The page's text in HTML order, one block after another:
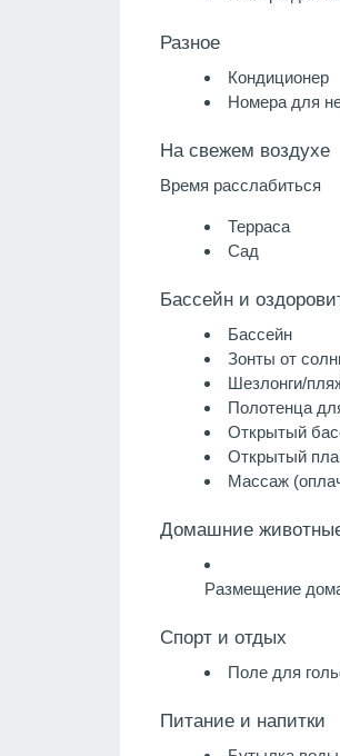
Разное
Кондиционер
Номера для
На свежем воздухе
Время расслабиться
Терраса
Сад
Бассейн и
Бассейн
Зонты от
Шезлонги/
Полотенца
Открытый
Открытый
Массаж
Домашние
Размещение
Спорт и отдых
Поле для
Питание и напитки